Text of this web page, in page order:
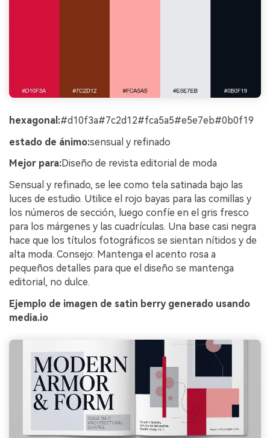
hexagonal:#d10f3a#7c2d12#fca5a5#e5e7eb#0b0f19
estado de ánimo:sensual y refinado
Mejor para:Diseño de revista editorial de moda
Sensual y refinado, se lee como tela satinada bajo las
luces de estudio. Utilice el rojo bayas para las comillas y
los números de sección, luego confíe en el gris fresco
para los márgenes y las cuadrículas. Una base casi negra
hace que los títulos fotográficos se sientan nítidos y de
alta moda. Consejo: Mantenga el acento rosa a
pequeños detalles para que el diseño se mantenga
editorial, no dulce.
Ejemplo de imagen de satin berry generado usando
media.io